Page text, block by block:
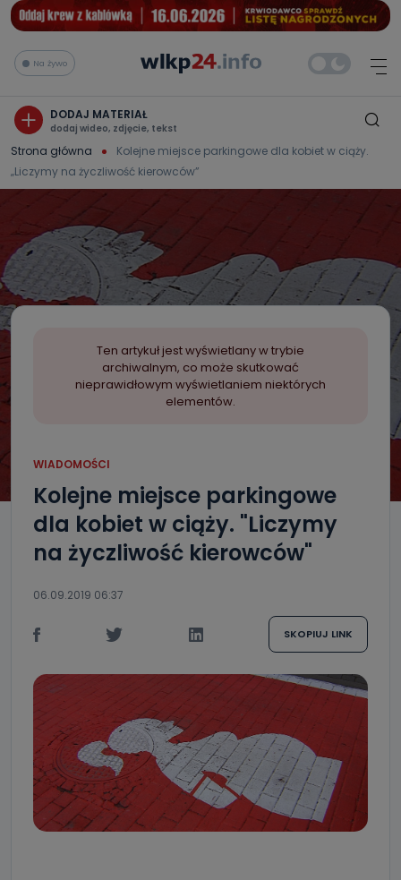
Na żywo
DODAJ MATERIAŁ
dodaj wideo, zdjęcie, tekst
Strona główna
Kolejne miejsce parkingowe dla kobiet w ciąży.
„Liczymy na życzliwość kierowców”
Ten artykuł jest wyświetlany w trybie
archiwalnym, co może skutkować
nieprawidłowym wyświetlaniem niektórych
elementów.
WIADOMOŚCI
Kolejne miejsce parkingowe
dla kobiet w ciąży. "Liczymy
na życzliwość kierowców"
06.09.2019 06:37
SKOPIUJ LINK